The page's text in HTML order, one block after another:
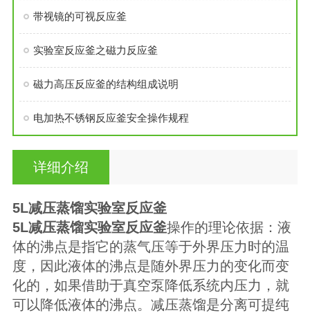
带视镜的可视反应釜
实验室反应釜之磁力反应釜
磁力高压反应釜的结构组成说明
电加热不锈钢反应釜安全操作规程
详细介绍
5L减压蒸馏实验室反应釜
5L减压蒸馏实验室反应釜操作的理论依据：液
体的沸点是指它的蒸气压等于外界压力时的温
度，因此液体的沸点是随外界压力的变化而变
化的，如果借助于真空泵降低系统内压力，就
可以降低液体的沸点。减压蒸馏是分离可提纯